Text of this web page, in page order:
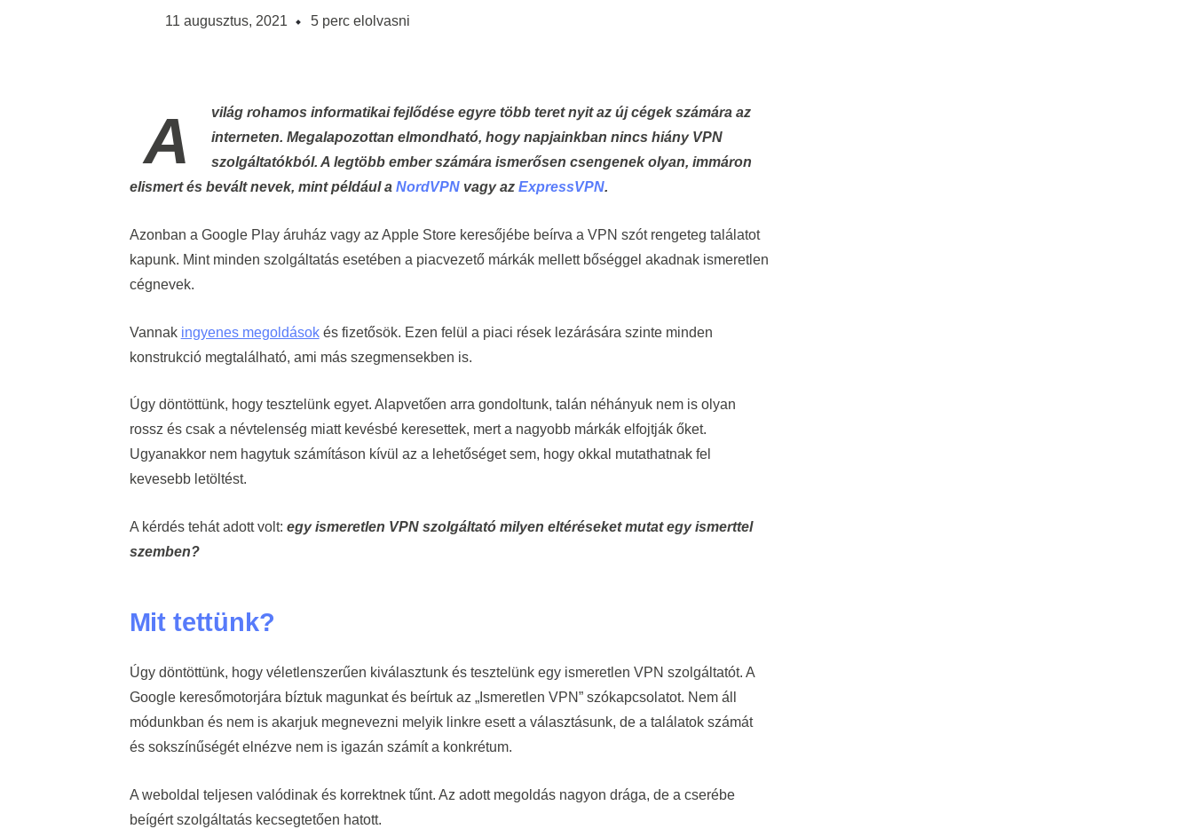
11 augusztus, 2021 5 perc elolvasni
A világ rohamos informatikai fejlődése egyre több teret nyit az új cégek számára az
interneten. Megalapozottan elmondható, hogy napjainkban nincs hiány VPN
szolgáltatókból. A legtöbb ember számára ismerősen csengenek olyan, immáron
elismert és bevált nevek, mint például a NordVPNvagy az ExpressVPN.
Azonban a Google Play áruház vagy az Apple Store keresőjébe beírva a VPN szót rengeteg találatot
kapunk. Mint minden szolgáltatás esetében a piacvezető márkák mellett bőséggel akadnak ismeretlen
cégnevek.
Vannak ingyenes megoldásokés fizetősök. Ezen felül a piaci rések lezárására szinte minden
konstrukció megtalálható, ami más szegmensekben is.
Úgy döntöttünk, hogy tesztelünk egyet. Alapvetően arra gondoltunk, talán néhányuk nem is olyan
rossz és csak a névtelenség miatt kevésbé keresettek, mert a nagyobb márkák elfojtják őket.
Ugyanakkor nem hagytuk számításon kívül az a lehetőséget sem, hogy okkal mutathatnak fel
kevesebb letöltést.
A kérdés tehát adott volt: egy ismeretlen VPN szolgáltató milyen eltéréseket mutat egy ismerttel
szemben?
Mit tettünk?
Úgy döntöttünk, hogy véletlenszerűen kiválasztunk és tesztelünk egy ismeretlen VPN szolgáltatót. A
Google keresőmotorjára bíztuk magunkat és beírtuk az „Ismeretlen VPN” szókapcsolatot. Nem áll
módunkban és nem is akarjuk megnevezni melyik linkre esett a választásunk, de a találatok számát
és sokszínűségét elnézve nem is igazán számít a konkrétum.
A weboldal teljesen valódinak és korrektnek tűnt. Az adott megoldás nagyon drága, de a cserébe
beígért szolgáltatás kecsegtetően hatott.